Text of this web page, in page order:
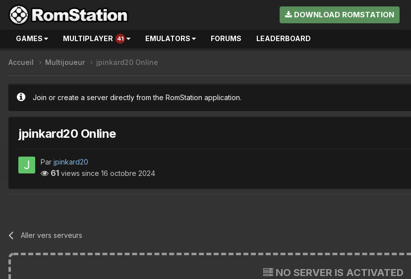
DOWNLOAD ROMSTATION
GAMES MULTIPLAYER 41 EMULATORS FORUMS LEADERBOARD
Accueil Multijoueur jpinkard20 Online
Join or create a server directly from the RomStation application.
jpinkard20 Online
Par jpinkard20
61 views since 16 octobre 2024
Aller vers serveurs
NO SERVER IS ACTIVATED